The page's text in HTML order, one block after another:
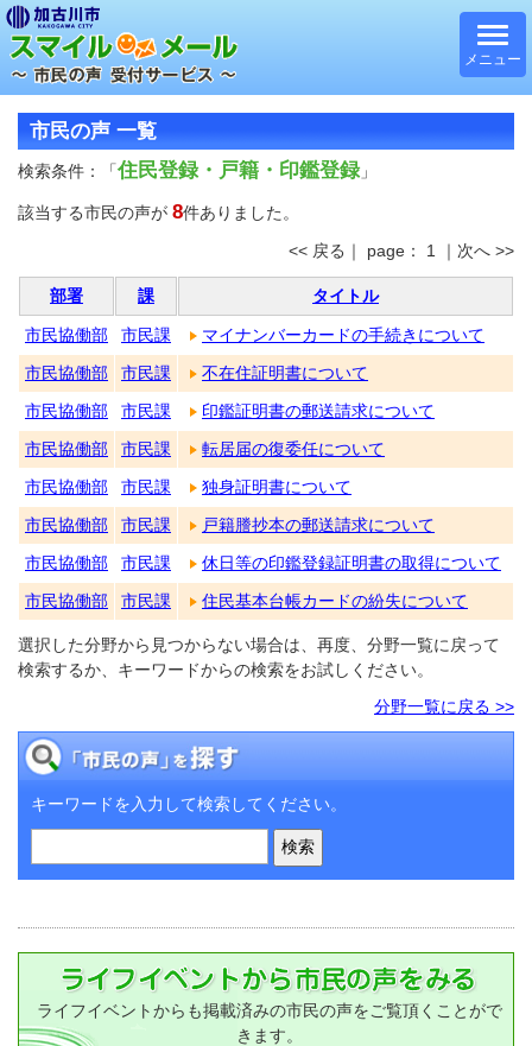
メニュー
市民の声 一覧
検索条件：「住民登録・戸籍・印鑑登録」
該当する市民の声が 8件ありました。
<< 戻る｜ page： 1 ｜次へ >>
部署 課 タイトル
市民協働部 市民課
マイナンバーカードの手続きについて
市民協働部
市民課
不在住証明書について
市民協働部
市民課
印鑑証明書の郵送請求について
市民協働部
市民課
転居届の復委任について
市民協働部
市民課
独身証明書について
市民協働部
市民課
戸籍謄抄本の郵送請求について
市民協働部
市民課
休日等の印鑑登録証明書の取得について
市民協働部
市民課 住民基本台帳カードの紛失について
選択した分野から見つからない場合は、再度、分野一覧に戻って
検索するか、キーワードからの検索をお試しください。
分野一覧に戻る >>
キーワードを入力して検索してください。
ライフイベントからも掲載済みの市民の声をご覧頂くことがで
きます。